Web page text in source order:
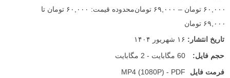
۶۰,۰۰۰ تومان – ۶۹,۰۰۰ تومان
محدوده قیمت: ۶۰,۰۰۰ تومان تا
۶۹,۰۰۰ تومان
تاریخ انتشار: ۱۶ شهریور ۱۴۰۴
حجم فایل:
60 مگابایت - 2 مگابایت
فرمت فایل
MP4 (1080P) - PDF